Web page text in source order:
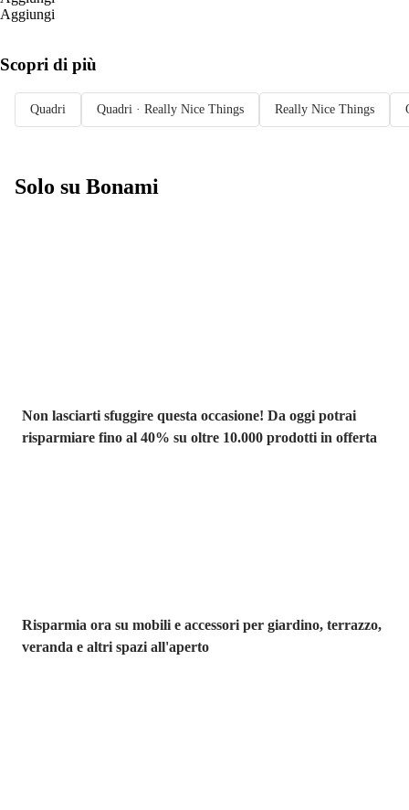
Aggiungi
Scopri di più
Quadri Quadri · Really Nice Things Really Nice Things
Solo su Bonami
Non lasciarti sfuggire questa occasione! Da oggi potrai
risparmiare fino al 40% su oltre 10.000 prodotti in offerta
Risparmia ora su mobili e accessori per giardino, terrazzo,
veranda e altri spazi all'aperto